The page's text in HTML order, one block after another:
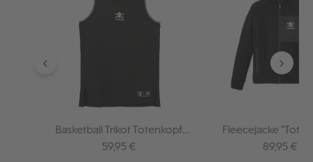
Basketball Trikot Totenkopf
schwarz
Regulärer Preis:
59,95 €
Fleecejacke
Regulärer
89,95 €